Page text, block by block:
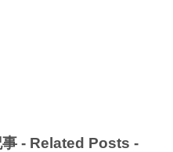
- Related Posts -